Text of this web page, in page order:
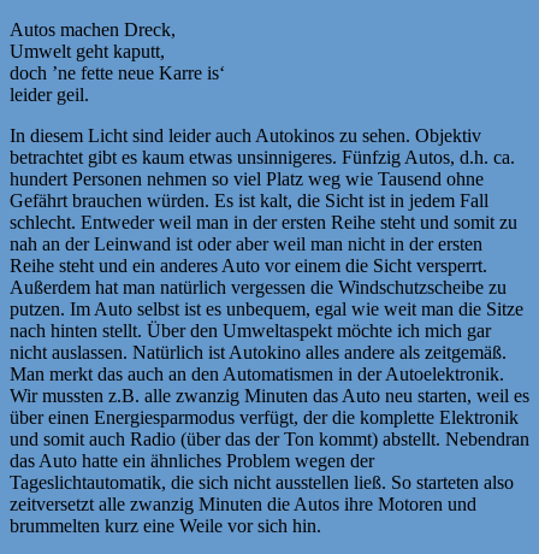
Autos machen Dreck,
Umwelt geht kaputt,
doch ’ne fette neue Karre is‘
leider geil.
In diesem Licht sind leider auch Autokinos zu sehen. Objektiv
betrachtet gibt es kaum etwas unsinnigeres. Fünfzig Autos, d.h. ca.
hundert Personen nehmen so viel Platz weg wie Tausend ohne
Gefährt brauchen würden. Es ist kalt, die Sicht ist in jedem Fall
schlecht. Entweder weil man in der ersten Reihe steht und somit zu
nah an der Leinwand ist oder aber weil man nicht in der ersten
Reihe steht und ein anderes Auto vor einem die Sicht versperrt.
Außerdem hat man natürlich vergessen die Windschutzscheibe zu
putzen. Im Auto selbst ist es unbequem, egal wie weit man die Sitze
nach hinten stellt. Über den Umweltaspekt möchte ich mich gar
nicht auslassen. Natürlich ist Autokino alles andere als zeitgemäß.
Man merkt das auch an den Automatismen in der Autoelektronik.
Wir mussten z.B. alle zwanzig Minuten das Auto neu starten, weil es
über einen Energiesparmodus verfügt, der die komplette Elektronik
und somit auch Radio (über das der Ton kommt) abstellt. Nebendran
das Auto hatte ein ähnliches Problem wegen der
Tageslichtautomatik, die sich nicht ausstellen ließ. So starteten also
zeitversetzt alle zwanzig Minuten die Autos ihre Motoren und
brummelten kurz eine Weile vor sich hin.